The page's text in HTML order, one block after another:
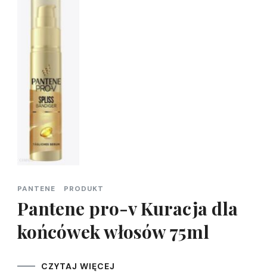
PANTENE PRODUKT
Pantene pro-v Kuracja dla
końcówek włosów 75ml
CZYTAJ WIĘCEJ